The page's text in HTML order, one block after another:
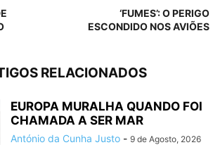
‘FUMES’: O PERIGO
ESCONDIDO NOS AVIÕES
RELACIONADOS
EUROPA MURALHA QUANDO FOI
CHAMADA A SER MAR
António da Cunha Justo - 9 de Agosto, 2026